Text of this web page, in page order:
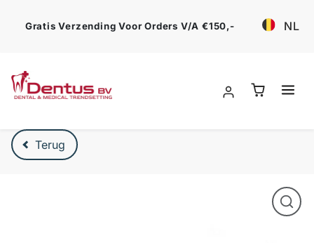
Gratis Verzending Voor Orders V/a €150,- NL
Verder naar product beschrijving
Terug